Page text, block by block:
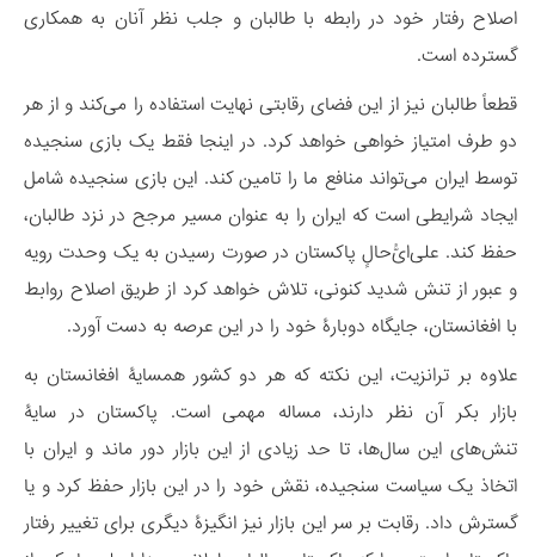
اصلاح رفتار خود در رابطه با طالبان و جلب نظر آنان به همکاری
گسترده است.
قطعاً طالبان نیز از این فضای رقابتی نهایت استفاده را می‌کند و از هر
دو طرف امتیاز خواهی خواهد کرد. در اینجا فقط یک بازی سنجیده
توسط ایران می‌تواند منافع ما را تامین کند. این بازی سنجیده شامل
ایجاد شرایطی است که ایران را به عنوان مسیر مرجح در نزد طالبان،
حفظ کند. علی‌ای‌ُّحالٍ پاکستان در صورت رسیدن به یک وحدت رویه
و عبور از تنش شدید کنونی، تلاش خواهد کرد از طریق اصلاح روابط
با افغانستان، جایگاه دوبارۀ خود را در این عرصه به دست آورد.
علاوه بر ترانزیت، این نکته که هر دو کشور همسایۀ افغانستان به
بازار بکر آن نظر دارند، مساله مهمی است. پاکستان در سایۀ
تنش‌های این سال‌ها، تا حد زیادی از این بازار دور ماند و ایران با
اتخاذ یک سیاست سنجیده، نقش خود را در این بازار حفظ کرد و یا
گسترش داد. رقابت بر سر این بازار نیز انگیزۀ دیگری برای تغییر رفتار